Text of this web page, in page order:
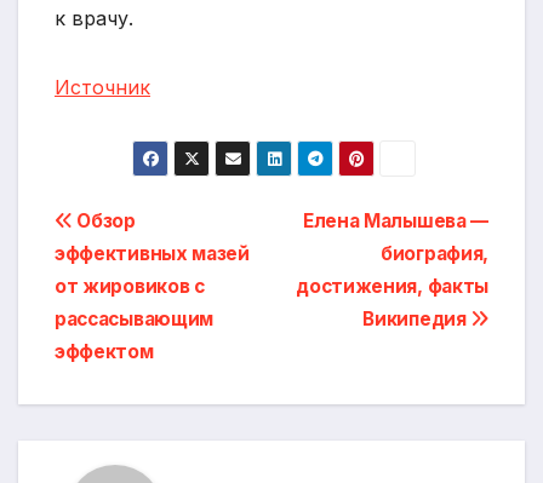
к врачу.
Источник
Навигация
по
записям
Елена Малышева —
биография,
достижения, факты
Википедия
Обзор
эффективных мазей
от жировиков с
рассасывающим
эффектом